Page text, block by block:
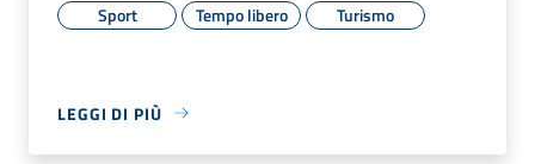
Sport Tempo libero Turismo
LEGGI DI PIÙ